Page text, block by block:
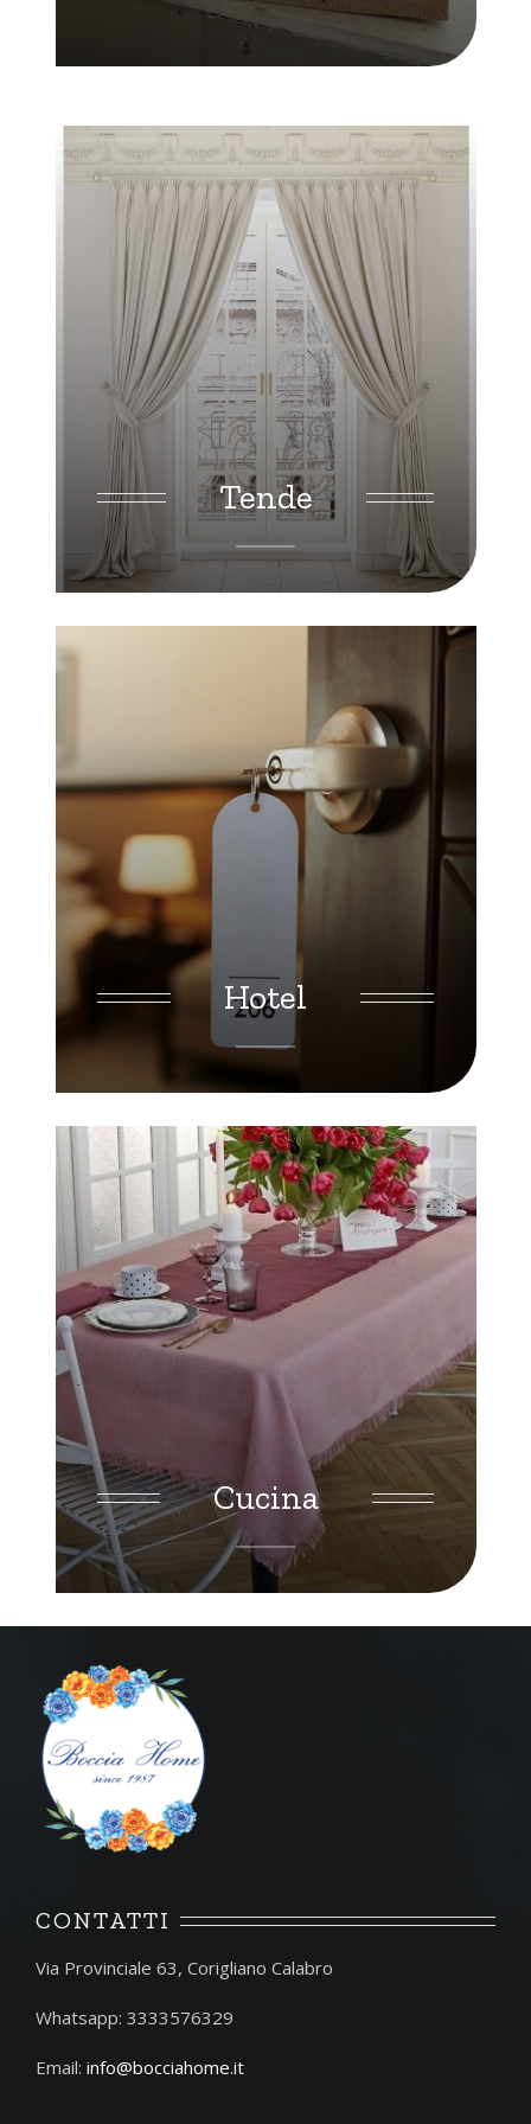
Tende
Hotel
Cucina
CONTATTI
Via Provinciale 63, Corigliano Calabro
Whatsapp: 3333576329
Email: info@bocciahome.it